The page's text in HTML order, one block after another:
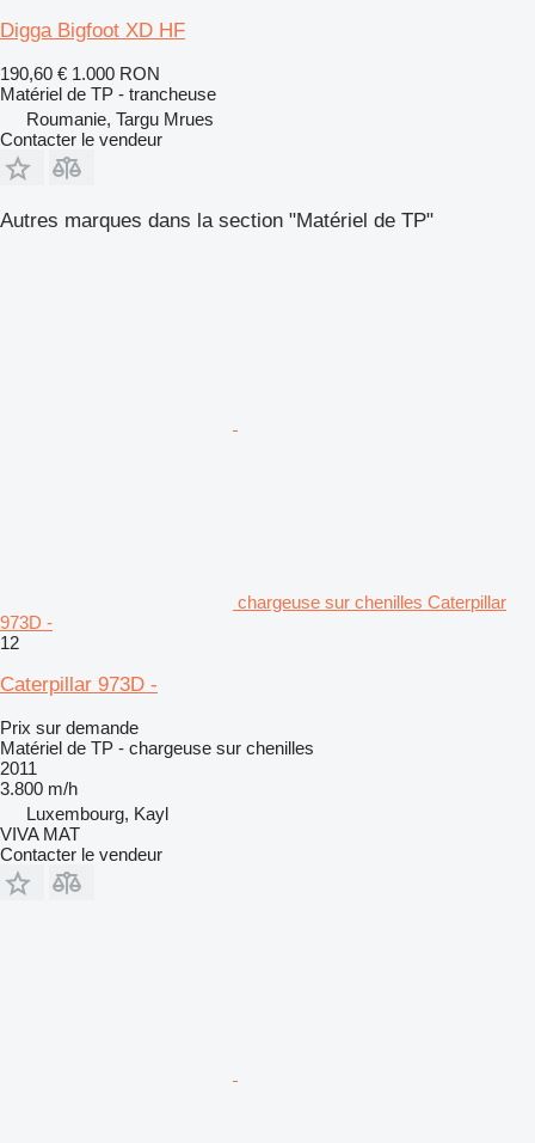
Digga Bigfoot XD HF
190,60 € 1.000 RON
Matériel de TP - trancheuse
Roumanie, Targu Mrues
Contacter le vendeur
Autres marques dans la section "Matériel de TP"
chargeuse sur chenilles Caterpillar
973D -
12
Caterpillar 973D -
Prix sur demande
Matériel de TP - chargeuse sur chenilles
2011
3.800 m/h
Luxembourg, Kayl
VIVA MAT
Contacter le vendeur